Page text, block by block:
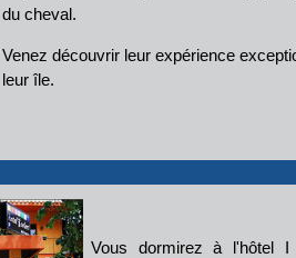
du cheval.
Venez découvrir leur expérience
leur île.
Vous dormirez à l'hôtel